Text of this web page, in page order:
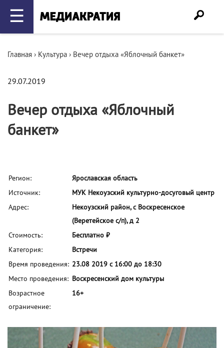
☰
Главная › Культура › Вечер отдыха «Яблочный банкет»
29.07.2019
Вечер отдыха «Яблочный
банкет»
Регион:
Ярославская область
Источник:
МУК Некоузский культурно-досуговый центр
Адрес:
Некоузский район, с Воскресенское
(Веретейское с/п), д 2
Стоимость:
Бесплатно ₽
Категория:
Встречи
Время проведения: 23.08 2019 с 16:00 до 18:30
Место проведения: Воскресенский дом культуры
Возрастное
ограничение:
16+